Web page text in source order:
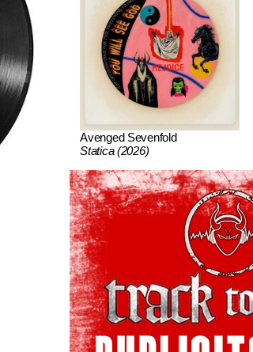
Avenged Sevenfold
Statica (2026)